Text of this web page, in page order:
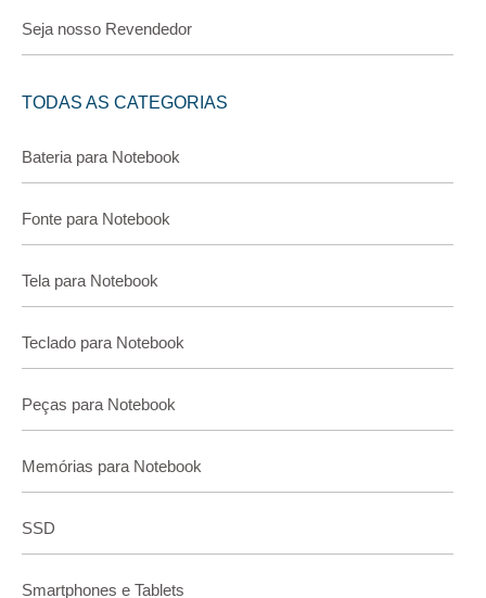
Seja nosso Revendedor
TODAS AS CATEGORIAS
Bateria para Notebook
Fonte para Notebook
Tela para Notebook
Teclado para Notebook
Peças para Notebook
Memórias para Notebook
SSD
Smartphones e Tablets